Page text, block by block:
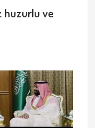
huzurlu ve